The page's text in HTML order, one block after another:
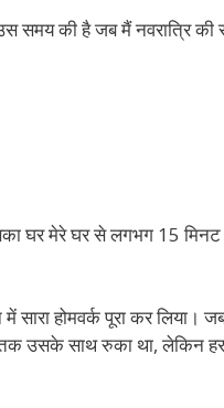
समय की है जब मैं नवरात्रि की
घर मेरे घर से लगभग 15 मिनट
होमवर्क पूरा कर लिया।
उसके साथ रुका था, लेकिन हर